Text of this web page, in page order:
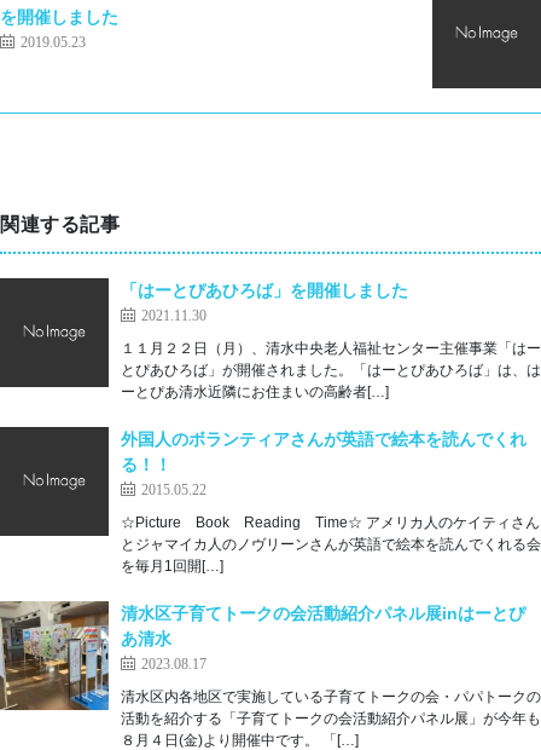
を開催しました
2019.05.23
関連する記事
「はーとぴあひろば」を開催しました
2021.11.30
１１月２２日（月）、清水中央老人福祉センター主催事業「はー
とぴあひろば」が開催されました。「はーとぴあひろば」は、は
ーとぴあ清水近隣にお住まいの高齢者[…]
外国人のボランティアさんが英語で絵本を読んでくれ
る！！
2015.05.22
☆Picture Book Reading Time☆ アメリカ人のケイティさん
とジャマイカ人のノヴリーンさんが英語で絵本を読んでくれる会
を毎月1回開[…]
清水区子育てトークの会活動紹介パネル展inはーとぴ
あ清水
2023.08.17
清水区内各地区で実施している子育てトークの会・パパトークの
活動を紹介する「子育てトークの会活動紹介パネル展」が今年も
８月４日(金)より開催中です。 「[…]